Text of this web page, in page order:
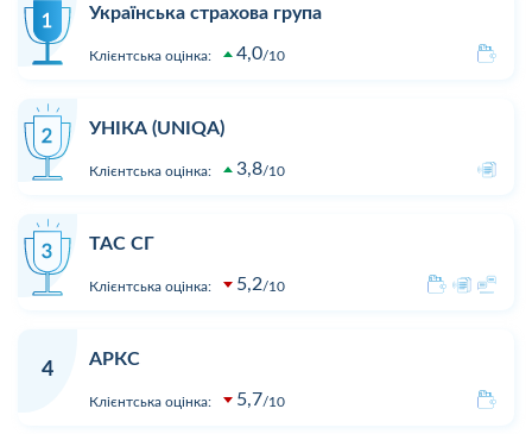
Українська страхова група
Клієнтська оцінка: 4,0 10
УНІКА (UNIQA)
Клієнтська оцінка: 3,8 10
ТАС СГ
Клієнтська оцінка: 5,2 10
4
АРКС
Клієнтська оцінка: 5,7 10